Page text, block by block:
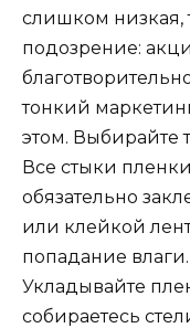
слишком низкая,
подозрение:
тонкий
этом. Выбирайте
Все стыки
обязательно
или клейкой
попадание влаги.
Укладывайте
собираетесь